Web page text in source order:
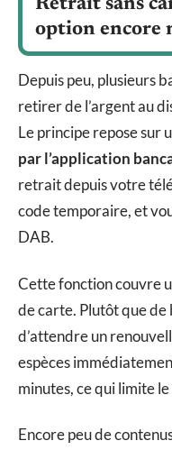
Retrait sans
option encore
Depuis peu, plusieurs
retirer de l’argent au
Le principe repose sur
par l’application
retrait depuis votre
code temporaire, et
DAB.
Cette fonction couvre
de carte. Plutôt que
d’attendre un
espèces
minutes, ce qui limite
Encore peu de